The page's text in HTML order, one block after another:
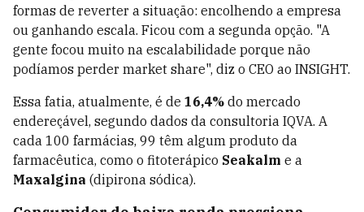
formas de reverter a situação: encolhendo a empresa
ou ganhando escala. Ficou com a segunda opção. "A
gente focou muito na escalabilidade porque não
podíamos perder market share", diz o CEO ao INSIGHT.
Essa fatia, atualmente, é de 16,4% do mercado
endereçável, segundo dados da consultoria IQVA. A
cada 100 farmácias, 99 têm algum produto da
farmacêutica, como o fitoterápico Seakalm e a
Maxalgina (dipirona sódica).